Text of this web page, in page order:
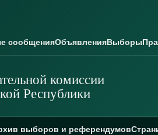
сообщенияОбъявленияВыборы
комиссии
Республики
выборов и референдумов